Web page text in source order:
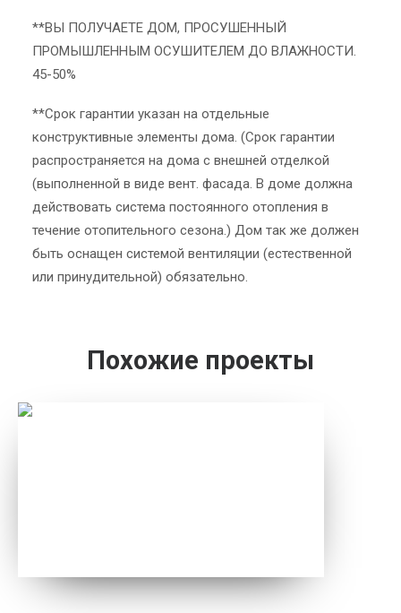
**ВЫ ПОЛУЧАЕТЕ ДОМ, ПРОСУШЕННЫЙ
ПРОМЫШЛЕННЫМ ОСУШИТЕЛЕМ ДО ВЛАЖНОСТИ.
45-50%
**Срок гарантии указан на отдельные
конструктивные элементы дома. (Срок гарантии
распространяется на дома с внешней отделкой
(выполненной в виде вент. фасада. В доме должна
действовать система постоянного отопления в
течение отопительного сезона.) Дом так же должен
быть оснащен системой вентиляции (естественной
или принудительной) обязательно.
Похожие проекты